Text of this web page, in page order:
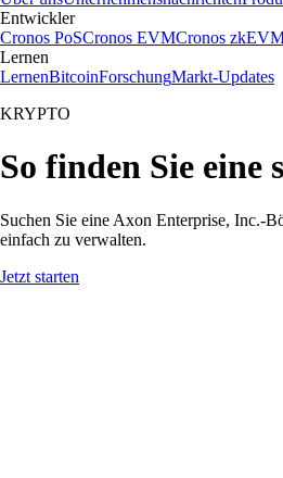
Entwickler
Cronos PoSCronos EVMCronos
Lernen
LernenBitcoinForschungMarkt-Updates
KRYPTO
So finden Sie eine
Suchen Sie eine Axon Enterprise, Inc.-
einfach zu verwalten.
Jetzt starten